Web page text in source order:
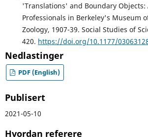
'Translations' and Boundary Objects:
Professionals in Berkeley's Museum
Zoology, 1907-39. Social Studies of
420. https://doi.org/10.1177/
Nedlastinger
PDF (English)
Publisert
2021-05-10
Hvordan referere